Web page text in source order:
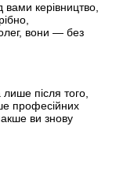
керівництво,
вони — без
після того,
професійних
ви знову